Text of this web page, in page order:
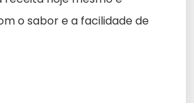
o sabor e a facilidade de